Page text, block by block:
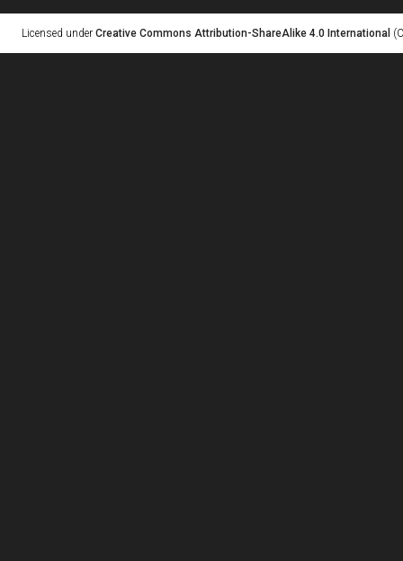
Licensed under Creative Commons Attribution-ShareAlike 4.0 International